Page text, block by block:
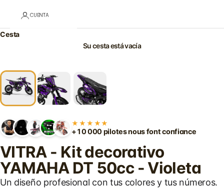
CUENTA
Cesta
Su cesta está vacía
★★★★★
+10 000 pilotes nous font confiance
VITRA - Kit decorativo
YAMAHA DT 50cc - Violeta
Un diseño profesional con tus colores y tus números.